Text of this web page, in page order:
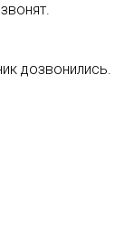
дозвонились.